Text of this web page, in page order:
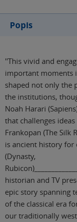
Popis
''This vivid and
important moments
shaped not only the
the institutions,
Noah Harari
that challenges
Frankopan (The Silk
is ancient history for
(Dynasty,
historian and TV
epic story spanning
of the classical era
our traditionally